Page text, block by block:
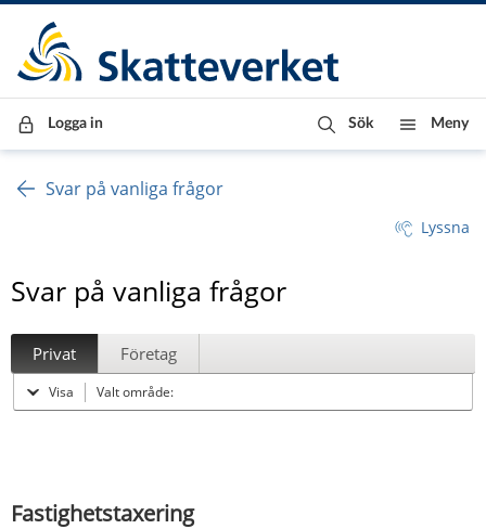
Till innehåll
Till navigationen
Till chattrobot
Logga in Sök Meny
Svar på vanliga frågor
Lyssna
Svar på vanliga frågor
Privat Företag
Visa Valt område:
Fastighetstaxering